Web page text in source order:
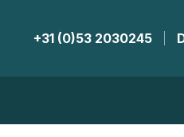
+31 (0)53 2030245 |